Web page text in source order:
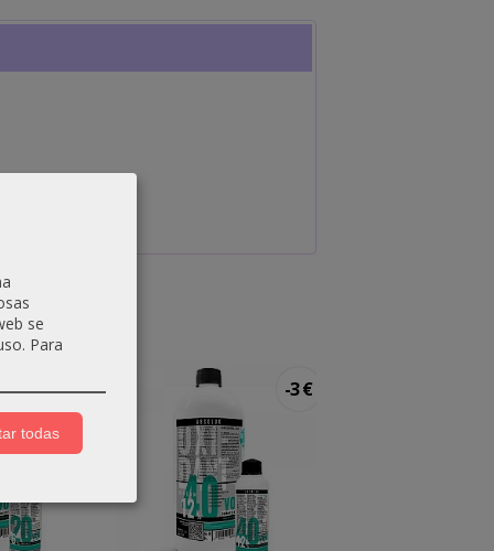
-3 € -3 €
se
Para
todas